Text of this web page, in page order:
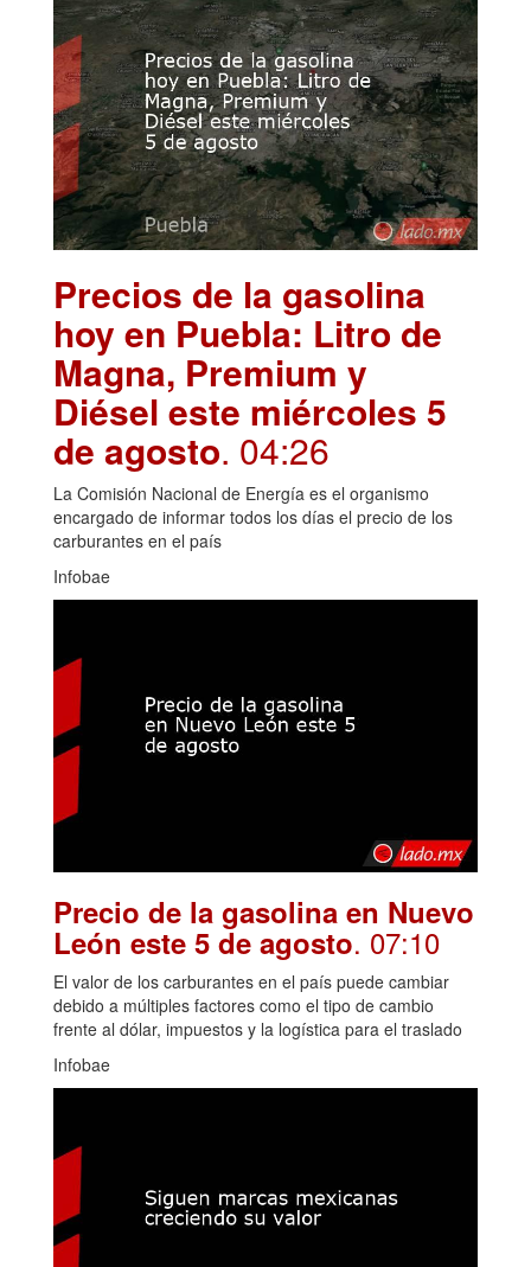
Precios de la gasolina
hoy en Puebla: Litro de
Magna, Premium y
Diésel este miércoles 5
de agosto. 04:26
La Comisión Nacional de Energía es el organismo
encargado de informar todos los días el precio de los
carburantes en el país
Infobae
Precio de la gasolina en Nuevo
León este 5 de agosto. 07:10
El valor de los carburantes en el país puede cambiar
debido a múltiples factores como el tipo de cambio
frente al dólar, impuestos y la logística para el traslado
Infobae